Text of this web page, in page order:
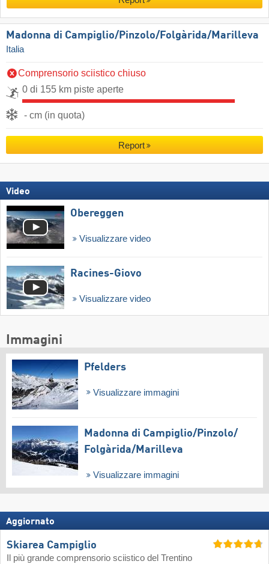
Madonna di Campiglio/​Pinzolo/​Folgàrida/​Marilleva
Italia
Comprensorio sciistico chiuso
0 di 155 km piste aperte
- cm (in quota)
Report
Video
Obereggen
Visualizzare video
Racines-Giovo
Visualizzare video
Immagini
Pfelders
Visualizzare immagini
Madonna di Campiglio/​Pinzolo/​
Folgàrida/​Marilleva
Visualizzare immagini
Aggiornato
Skiarea Campiglio
Il più grande comprensorio sciistico del Trentino